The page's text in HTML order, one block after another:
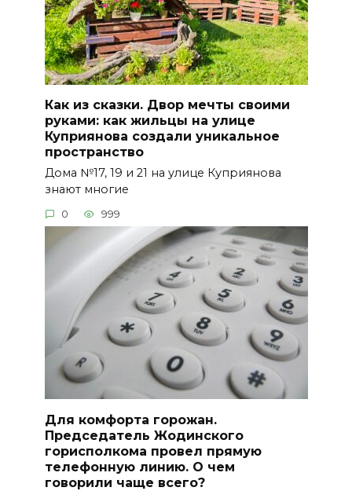
Как из сказки. Двор мечты своими
руками: как жильцы на улице
Куприянова создали уникальное
пространство
Дома №17, 19 и 21 на улице Куприянова
знают многие
0 999
Для комфорта горожан.
Председатель Жодинского
горисполкома провел прямую
телефонную линию. О чем
говорили чаще всего?